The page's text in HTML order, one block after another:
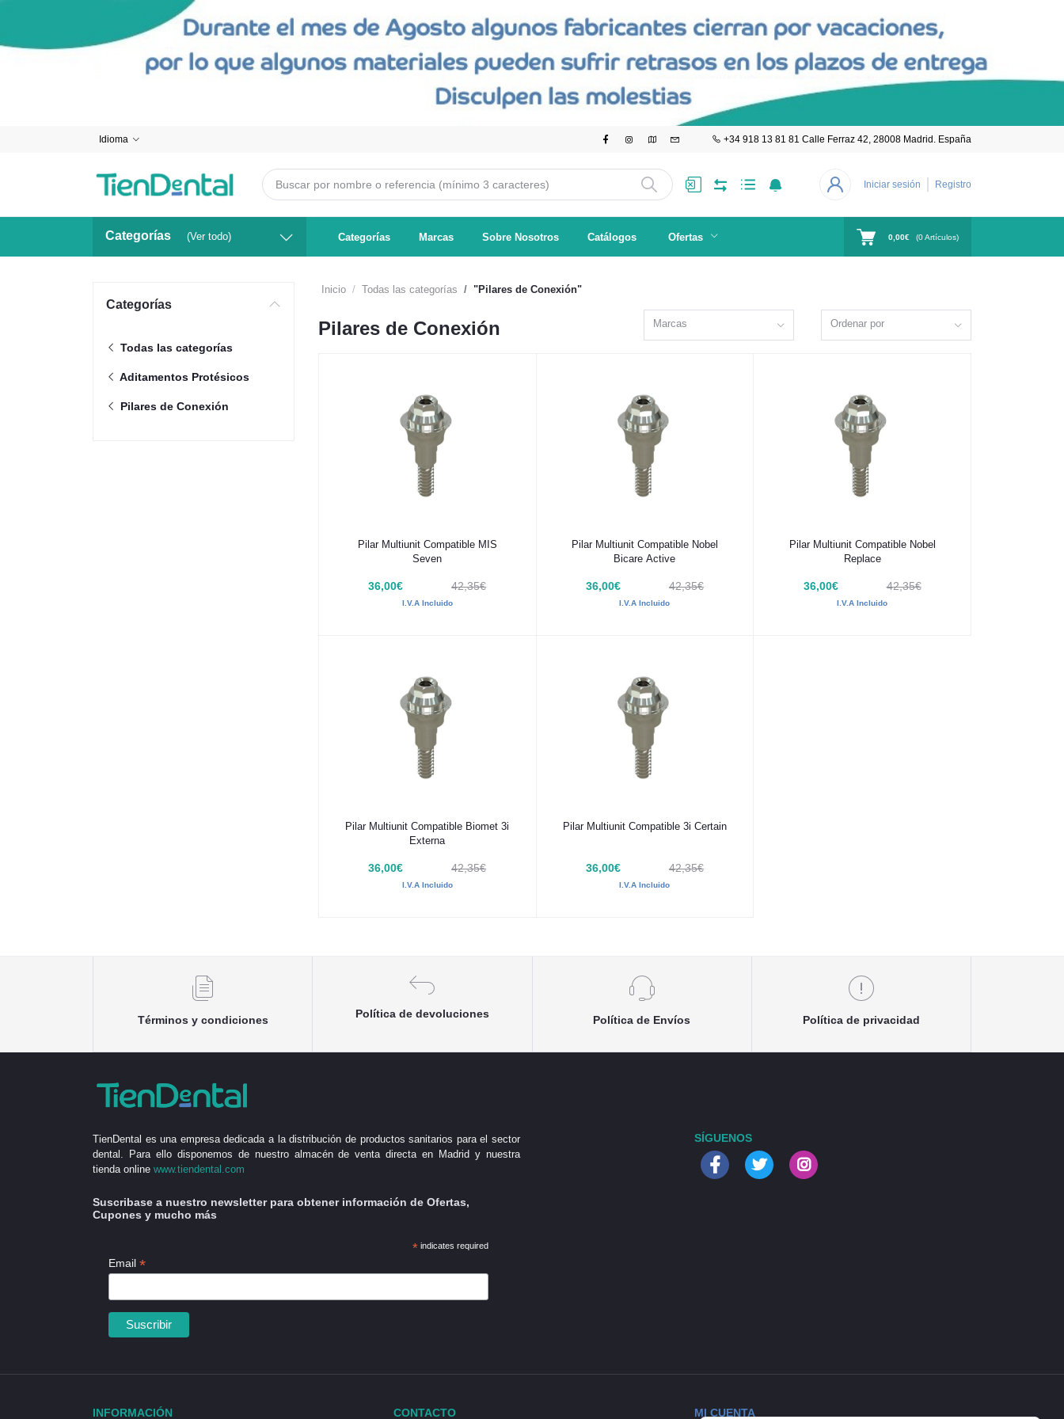
Idioma +34 918 13 81 81 Calle Ferraz 42, 28008 Madrid. España
Iniciar sesión Registro
Categorías (Ver todo) Categorías Marcas Sobre Nosotros Catálogos Ofertas 0,00€ (0Artículos)
Categorías
Todas las categorías
Aditamentos Protésicos
Pilares de Conexión
Inicio Todas las categorías "Pilares de Conexión"
Pilares de Conexión Marcas Ordenar por
Añadir al carrito
Pilar Multiunit Compatible MIS
Seven
36,00€ 42,35€
I.V.A Incluido
Añadir al carrito
Pilar Multiunit Compatible Nobel
Bicare Active
36,00€ 42,35€
I.V.A Incluido
Añadir al carrito
Pilar Multiunit Compatible Nobel
Replace
36,00€ 42,35€
I.V.A Incluido
Añadir al carrito
Pilar Multiunit Compatible Biomet 3i
Externa
36,00€ 42,35€
I.V.A Incluido
Añadir al carrito
Pilar Multiunit Compatible 3i Certain
36,00€ 42,35€
I.V.A Incluido
Términos y condiciones
Política de devoluciones
Política de Envíos Política de privacidad
TienDental es una empresa dedicada a la distribución de productos sanitarios para el sector
dental. Para ello disponemos de nuestro almacén de venta directa en Madrid y nuestra
tienda online www.tiendental.com
Suscribase a nuestro newsletter para obtener información de Ofertas,
Cupones y mucho más
* indicates required
Email *
SÍGUENOS
INFORMACIÓN CONTACTO MI CUENTA